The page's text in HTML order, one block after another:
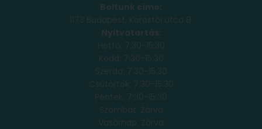
Boltunk címe:
1173 Budapest, Köröstói utca 8.
Nyitvatartás:
Hétfő: 7:30-15:30
Kedd: 7:30-15:30
Szerda: 7:30-15:30
Csütörtök: 7:30-15:30
Péntek: 7:30-15:30
Szombat: Zárva
Vasárnap: Zárva